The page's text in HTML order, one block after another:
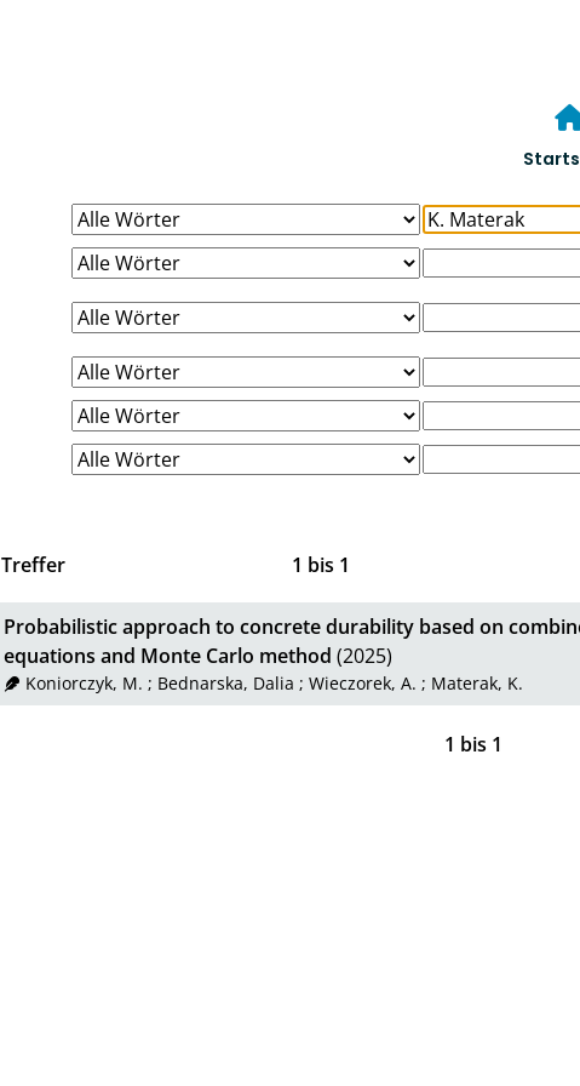
Treffer 1 bis 1
Probabilistic approach to concrete durability based on
equations and Monte Carlo method (2025)
Koniorczyk, M. ; Bednarska, Dalia ;Wieczorek, A. ; Materak, K.
1 bis 1